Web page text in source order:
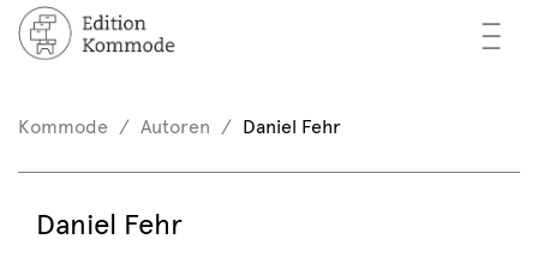
—
—
—
/ Registrieren
Kommode Autoren Daniel Fehr
Daniel Fehr